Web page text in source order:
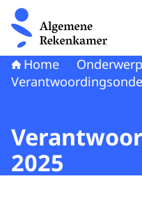
Naar de homepage van
Home
2025